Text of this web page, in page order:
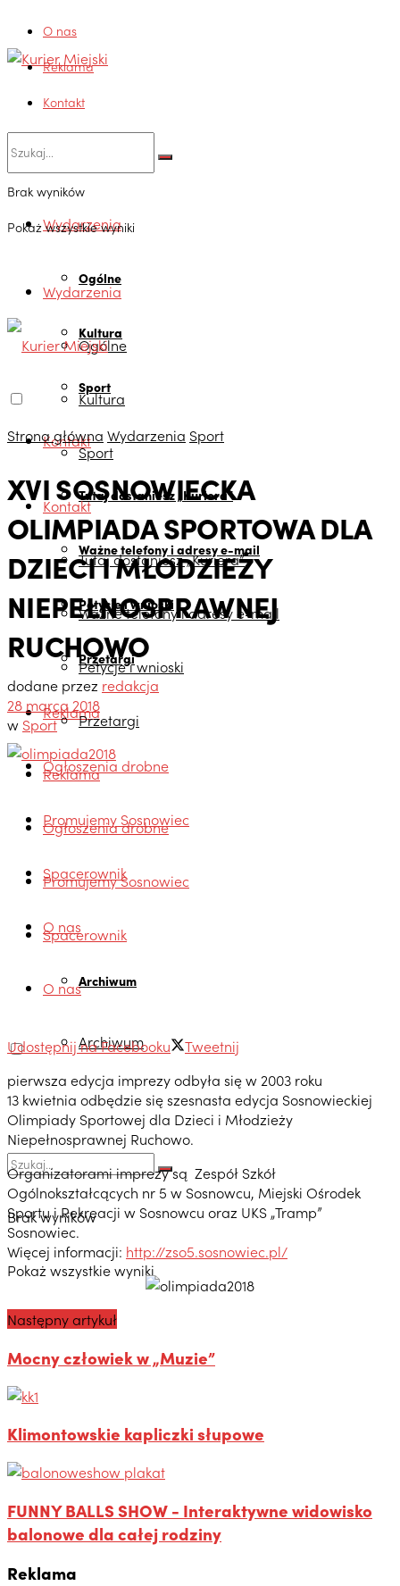
O nas
Reklama
Kontakt
Brak wyników
Pokaż wszystkie wyniki
Wydarzenia
Ogólne
Kultura
Sport
Kontakt
Tutaj dostaniesz „Kuriera”
Ważne telefony i adresy e-mail
Petycje i wnioski
Przetargi
Reklama
Ogłoszenia drobne
Promujemy Sosnowiec
Spacerownik
O nas
Archiwum
Wydarzenia
Ogólne
Kultura
Sport
Kontakt
Tutaj dostaniesz „Kuriera”
Ważne telefony i adresy e-mail
Petycje i wnioski
Przetargi
Reklama
Ogłoszenia drobne
Promujemy Sosnowiec
Spacerownik
O nas
Archiwum
Brak wyników
Pokaż wszystkie wyniki
Strona główna Wydarzenia Sport
XVI SOSNOWIECKA
OLIMPIADA SPORTOWA DLA
DZIECI I MŁODZIEŻY
NIEPEŁNOSPRAWNEJ
RUCHOWO
dodane przez redakcja
28 marca 2018
w Sport
Udostępnij na Facebooku
Tweetnij
pierwsza edycja imprezy odbyła się w 2003 roku
13 kwietnia odbędzie się szesnasta edycja Sosnowieckiej
Olimpiady Sportowej dla Dzieci i Młodzieży
Niepełnosprawnej Ruchowo.
Organizatorami imprezy są Zespół Szkół
Ogólnokształcących nr 5 w Sosnowcu, Miejski Ośrodek
Sportu i Rekreacji w Sosnowcu oraz UKS „Tramp”
Sosnowiec.
Więcej informacji: http://zso5.sosnowiec.pl/
Następny artykuł
Mocny człowiek w „Muzie”
Klimontowskie kapliczki słupowe
FUNNY BALLS SHOW - Interaktywne widowisko
balonowe dla całej rodziny
Reklama